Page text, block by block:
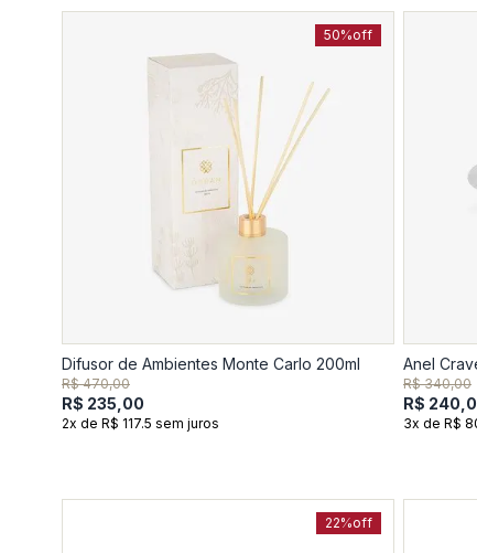
50%off
Difusor de Ambientes Monte Carlo 200ml
R$ 470,00
R$ 235,00
2x de R$ 117.5 sem juros
Anel
R$ 340,00
R$
3x de R$
22%off